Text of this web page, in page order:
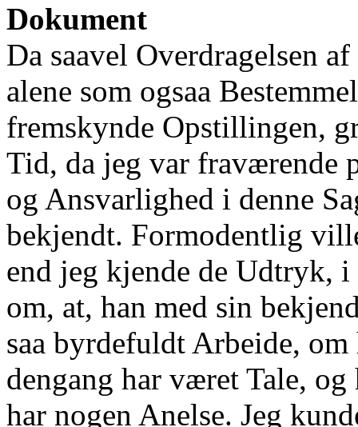
Dokument
Da saavel Overdragelsen
alene som ogsaa
fremskynde Opstillingen,
Tid, da jeg var fraværende
og Ansvarlighed i denne
bekjendt. Formodentlig
end jeg kjende de Udtryk,
om, at, han med sin
saa byrdefuldt Arbeide,
dengang har været Tale,
har nogen Anelse. Jeg